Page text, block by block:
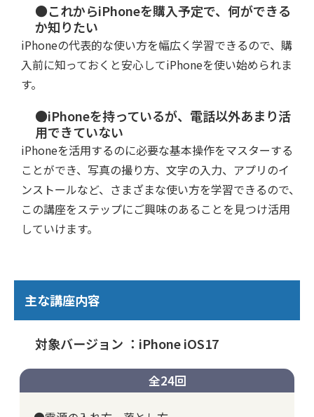
●これからiPhoneを購入予定で、何ができる
か知りたい
iPhoneの代表的な使い方を幅広く学習できるので、購
入前に知っておくと安心してiPhoneを使い始められま
す。
●iPhoneを持っているが、電話以外あまり活
用できていない
iPhoneを活用するのに必要な基本操作をマスターする
ことができ、写真の撮り方、文字の入力、アプリのイ
ンストールなど、さまざまな使い方を学習できるので、
この講座をステップにご興味のあることを見つけ活用
していけます。
主な講座内容
対象バージョン ：iPhone iOS17
全24回